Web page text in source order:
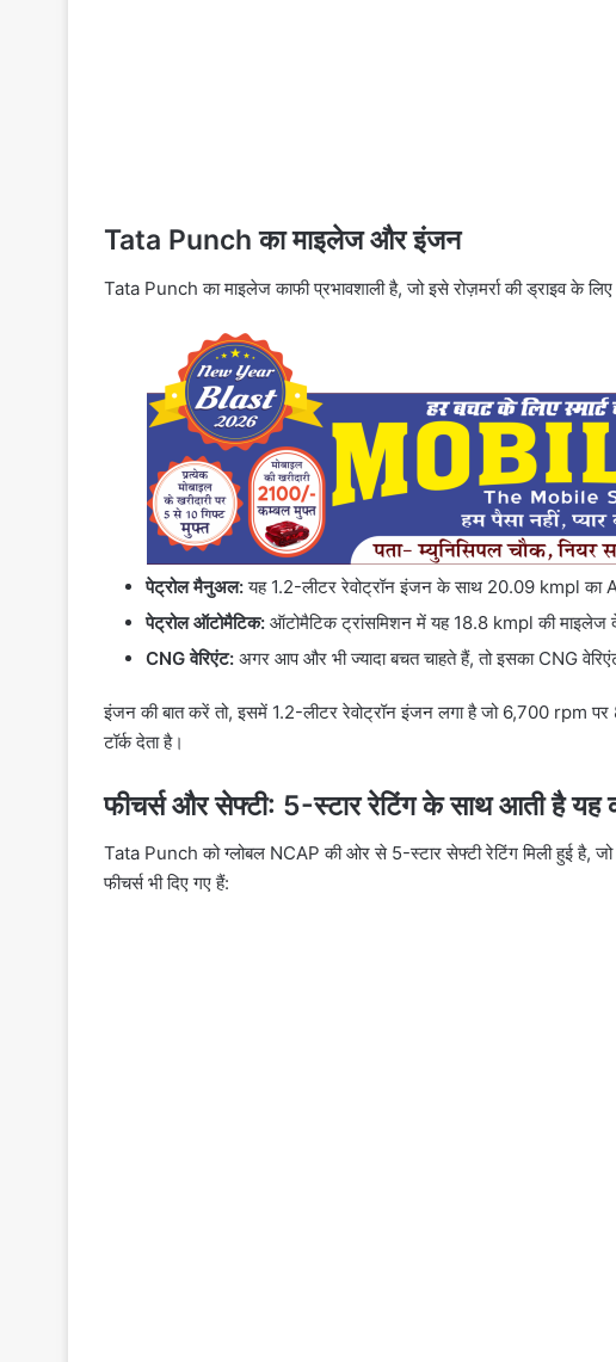
Tata Punch का माइलेज और इंजन
Tata Punch का माइलेज काफी प्रभावशाली है, जो इसे रोज़मर्रा की ड्राइव के लिए
पेट्रोल मैनुअल:यह 1.2-लीटर रेवोट्रॉन इंजन के साथ 20.09 kmpl का
पेट्रोल ऑटोमैटिक: ऑटोमैटिक ट्रांसमिशन में यह 18.8 kmpl की माइलेज
CNG वेरिएंट: अगर आप और भी ज्यादा बचत चाहते हैं, तो इसका CNG
इंजन की बात करें तो, इसमें 1.2-लीटर रेवोट्रॉन इंजन लगा है जो 6,700
टॉर्क देता है।
फीचर्स और सेफ्टी: 5-स्टार रेटिंग के साथ आती है यह
Tata Punch को ग्लोबल NCAP की ओर से 5-स्टार सेफ्टी रेटिंग मिली हुई है,
फीचर्स भी दिए गए हैं: